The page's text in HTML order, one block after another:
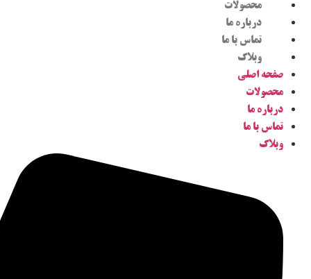
محصولات
درباره ما
تماس با ما
وبلاگ
صفحه اصلی
محصولات
درباره ما
تماس با ما
وبلاگ